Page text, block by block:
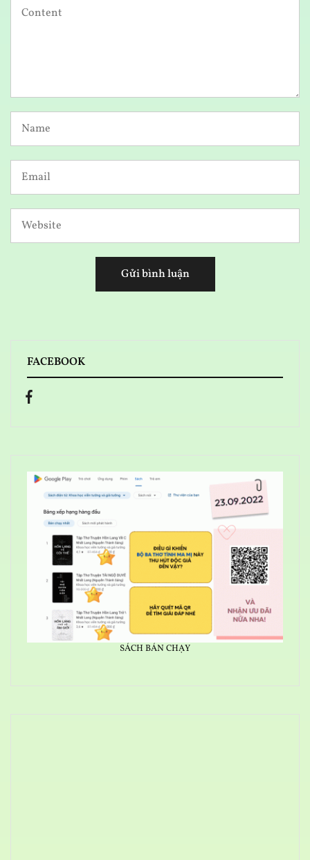
FACEBOOK
SÁCH BÁN CHẠY